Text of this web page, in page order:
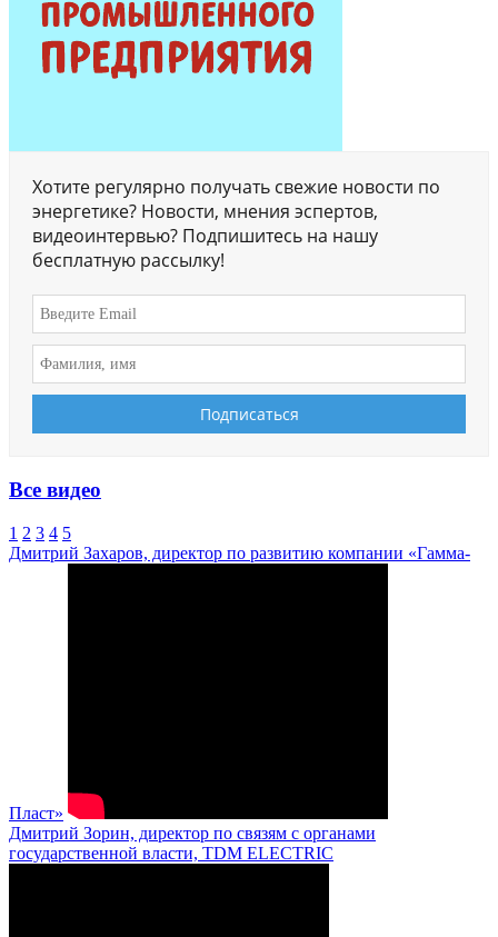
Хотите регулярно получать свежие новости по
энергетике? Новости, мнения эспертов,
видеоинтервью? Подпишитесь на нашу
бесплатную рассылку!
Все видео
1 2 3 4 5
Дмитрий Захаров, директор по развитию компании «Гамма-
Пласт»
Дмитрий Зорин, директор по связям с органами
государственной власти, TDM ELECTRIC